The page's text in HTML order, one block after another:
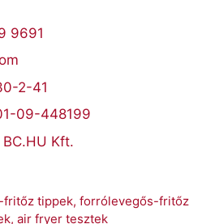
9691
2-41
09-448199
Kft.
tippek, forrólevegős-fritőz
air fryer tesztek